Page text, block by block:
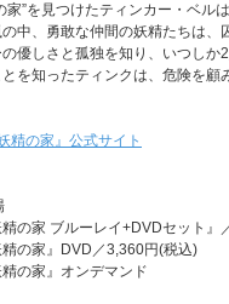
家”を見つけたティンカー・ベル
中、勇敢な仲間の妖精たちは、
優しさと孤独を知り、いつし
を知ったティンクは、危険を
精の家』公式サイト
精の家 ブルーレイ+DVDセット』
精の家』DVD／3,360円(税込)
精の家』オンデマンド